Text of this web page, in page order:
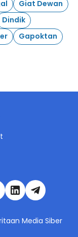
Giat Dewan
Dindik
Gapoktan
Media Siber